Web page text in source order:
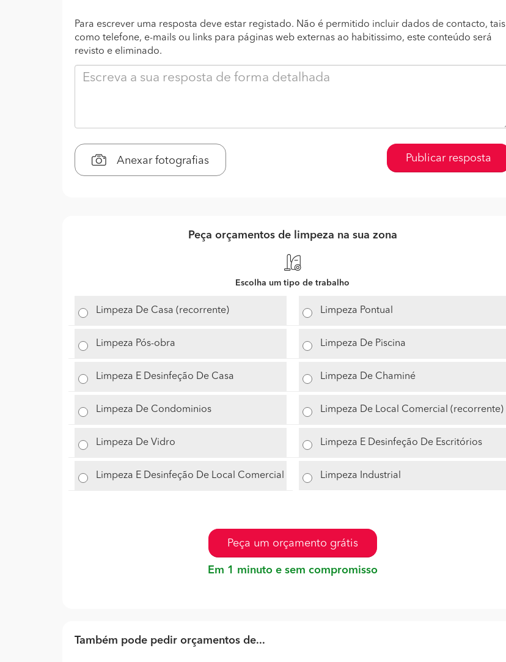
Para escrever uma resposta deve estar registado. Não é permitido incluir dados de contacto, tais
como telefone, e-mails ou links para páginas web externas ao habitissimo, este conteúdo será
revisto e eliminado.
Anexar fotografias Publicar resposta
Peça orçamentos de limpeza na sua zona
Escolha um tipo de trabalho
Limpeza De Casa (recorrente) Limpeza Pontual
Limpeza Pós-obra Limpeza De Piscina
Limpeza E Desinfeção De Casa Limpeza De Chaminé
Limpeza De Condominios Limpeza De Local Comercial (recorrente)
Limpeza De Vidro Limpeza E Desinfeção De Escritórios
Limpeza E Desinfeção De Local Comercial Limpeza Industrial
Peça um orçamento grátis
Em 1 minuto e sem compromisso
Também pode pedir orçamentos de...